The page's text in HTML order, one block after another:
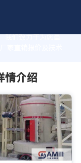
我们致力于为您量
家直销报价及技术
情介绍